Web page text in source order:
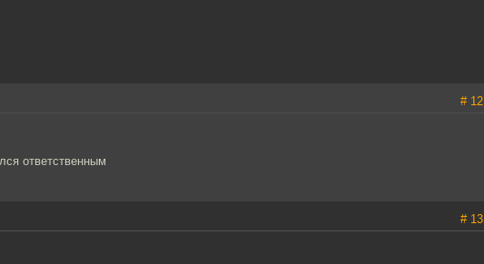
# 12
ответственным
# 13